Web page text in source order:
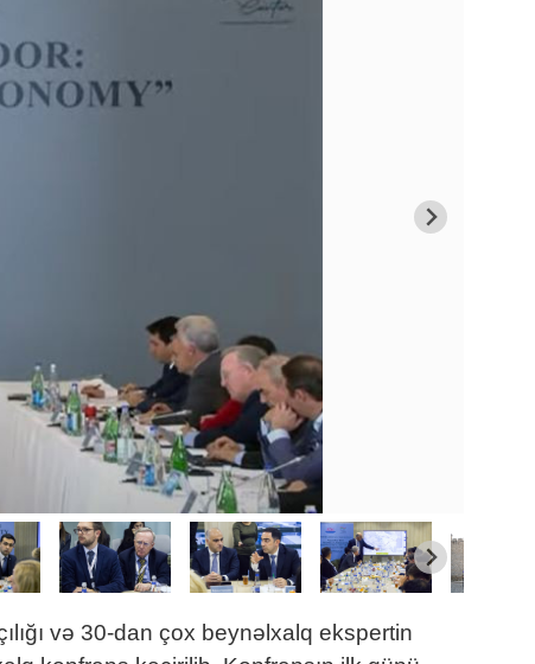
və 30-dan çox beynəlxalq ekspertin